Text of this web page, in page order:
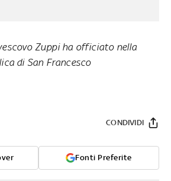
Zuppi ha officiato nella
di San Francesco
Fonti Preferite
CONDIVIDI